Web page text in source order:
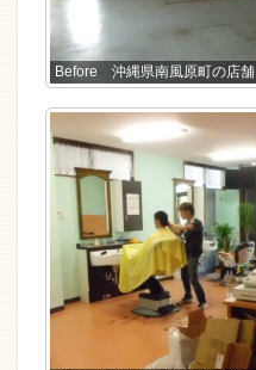
Before 沖縄県南風原町の店舗